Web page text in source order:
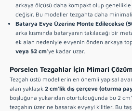
arkaya ölçüsü daha kompakt olup genellikle
değişir. Bu modeller tezgahta daha
Batarya Evye Üzerine Monte Edilecekse
arka kısmında bataryanın takılacağı bir
ek alan nedeniyle evyenin önden arkaya
veya 52 cm'ye kadar uzar.
Porselen Tezgahlar İçin Mimari
Tezgah üstü modellerin en önemli yapısal
alan yaklaşık 2 cm'lik dış çerçeve (oturma
boşluğuna yukarıdan oturtulduğunda bu 2
tezgahın üzerine basarak evyeyi kilitler. Bu